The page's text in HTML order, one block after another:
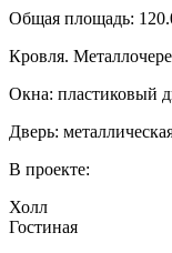
Общая площадь:
Кровля.
Окна: пластиковый
Дверь:
В проекте:
Холл
Гостиная